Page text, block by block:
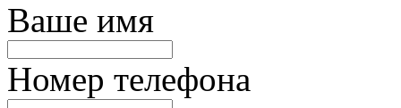
Ваше имя
Номер телефона